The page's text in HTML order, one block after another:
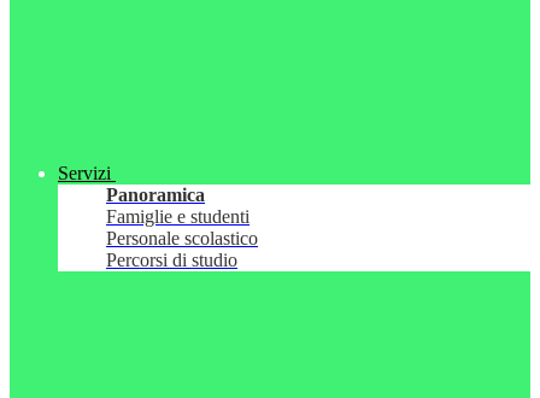
Servizi
Panoramica
Famiglie e studenti
Personale scolastico
Percorsi di studio